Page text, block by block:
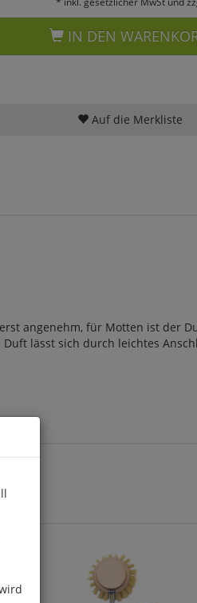
IN DEN
Auf die Merkliste
angenehm, für Motten ist der
lässt sich durch leichtes